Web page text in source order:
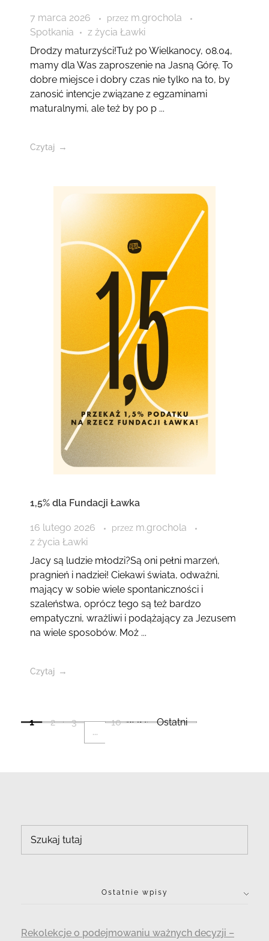
7 marca 2026 przez m.grochola
Spotkania
z życia Ławki
Drodzy maturzyści!Tuż po Wielkanocy, 08.04,
mamy dla Was zaproszenie na Jasną Górę. To
dobre miejsce i dobry czas nie tylko na to, by
zanosić intencje związane z egzaminami
maturalnymi, ale też by po p ...
Czytaj
1,5% dla Fundacji Ławka
16 lutego 2026 przez m.grochola
z życia Ławki
Jacy są ludzie młodzi?Są oni pełni marzeń,
pragnień i nadziei! Ciekawi świata, odważni,
mający w sobie wiele spontaniczności i
szaleństwa, oprócz tego są też bardzo
empatyczni, wrażliwi i podążający za Jezusem
na wiele sposobów. Moż ...
Czytaj
1 2 3
...
10 NastępnyOstatni
Ostatnie wpisy
Rekolekcje o podejmowaniu ważnych decyzji –